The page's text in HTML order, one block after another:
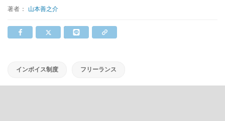
著者： 山本善之介
インボイス制度 フリーランス